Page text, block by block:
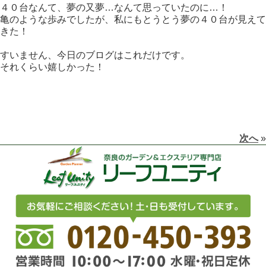
４０台なんて、夢の又夢…なんて思っていたのに…！
亀のような歩みでしたが、私にもとうとう夢の４０台が見えて
きた！
すいません、今日のブログはこれだけです。
それくらい嬉しかった！
次へ»